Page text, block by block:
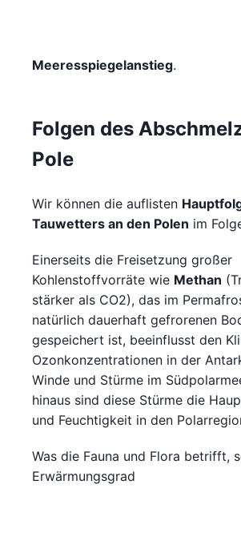
Meeresspiegelanstieg.
Folgen des
Pole
Wir können die auflisten
Tauwetters an den Polen im
Einerseits die Freisetzung großer
Kohlenstoffvorräte wie Methan
stärker als CO2), das im
natürlich dauerhaft gefrorenen
gespeichert ist, beeinflusst den
Ozonkonzentrationen in der
Winde und Stürme im
hinaus sind diese Stürme die
und Feuchtigkeit in den
Was die Fauna und Flora betrifft,
Erwärmungsgrad